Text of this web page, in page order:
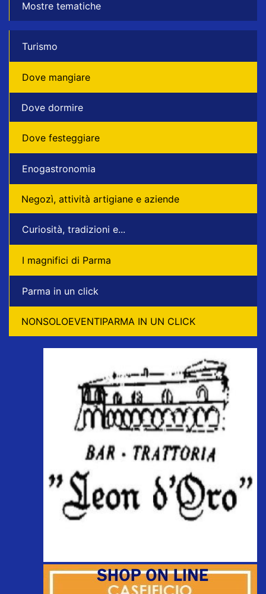
Mostre tematiche
Turismo
Dove mangiare
Dove dormire
Dove festeggiare
Enogastronomia
Negozì, attività artigiane e aziende
Curiosità, tradizioni e...
I magnifici di Parma
Parma in un click
NONSOLOEVENTIPARMA IN UN CLICK